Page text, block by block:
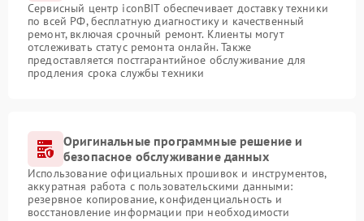
Сервисный центр iconBIT обеспечивает доставку техники
по всей РФ, бесплатную диагностику и качественный
ремонт, включая срочный ремонт. Клиенты могут
отслеживать статус ремонта онлайн. Также
предоставляется постгарантийное обслуживание для
продления срока службы техники
Оригинальные программные решение и
безопасное обслуживание данных
Использование официальных прошивок и инструментов,
аккуратная работа с пользовательскими данными:
резервное копирование, конфиденциальность и
восстановление информации при необходимости